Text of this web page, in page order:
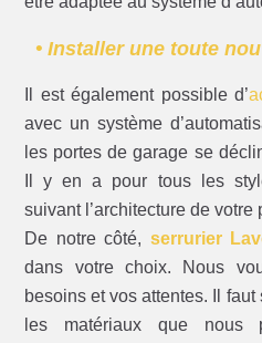
• Installer une toute
Il est également possible d’
avec un système
les portes de garage se
Il y en a pour tous les
suivant l’architecture de votre
De notre côté, serrurier
dans votre choix. Nous
besoins et vos attentes. Il
les matériaux que nous